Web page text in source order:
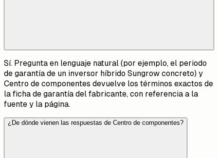
Sí. Pregunta en lenguaje natural (por ejemplo, el periodo
de garantía de un inversor híbrido Sungrow concreto) y
Centro de componentes devuelve los términos exactos de
la ficha de garantía del fabricante, con referencia a la
fuente y la página.
¿De dónde vienen las respuestas de Centro de componentes?